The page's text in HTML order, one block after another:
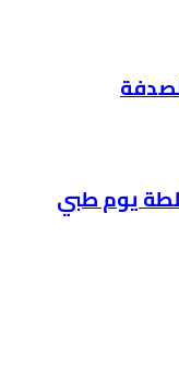
يوم طبي